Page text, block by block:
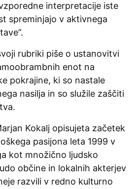
interpretacije iste
spreminjajo v aktivnega
rubriki piše o ustanovitvi
enot na
pokrajine, ki so nastale
nasilja in so služile zaščiti
Kokalj opisujeta začetek
pasijona leta 1999 v
kot množično ljudsko
občine in lokalnih akterjev
razvili v redno kulturno